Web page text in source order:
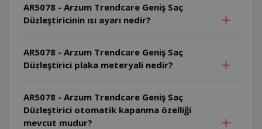
AR5078 - Arzum Trendcare Geniş Saç
Düzleştiricinin ısı ayarı nedir?
AR5078 - Arzum Trendcare Geniş Saç
Düzleştirici plaka meteryali nedir?
AR5078 - Arzum Trendcare Geniş Saç
Düzleştirici otomatik kapanma özelliği
mevcut mudur?